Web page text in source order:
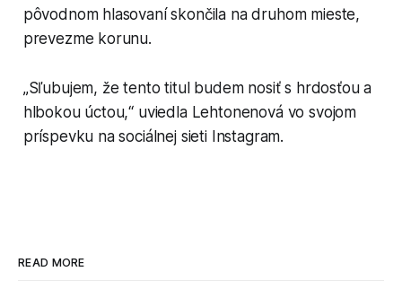
pôvodnom hlasovaní skončila na druhom mieste,
prevezme korunu.
„Sľubujem, že tento titul budem nosiť s hrdosťou a
hlbokou úctou,“ uviedla Lehtonenová vo svojom
príspevku na sociálnej sieti Instagram.
READ MORE